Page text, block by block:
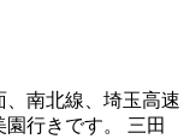
、南北線、埼玉高速
行きです。 三田